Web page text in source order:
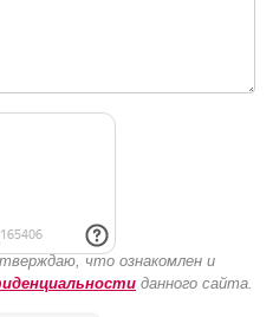
что ознакомлен и
данного сайта.